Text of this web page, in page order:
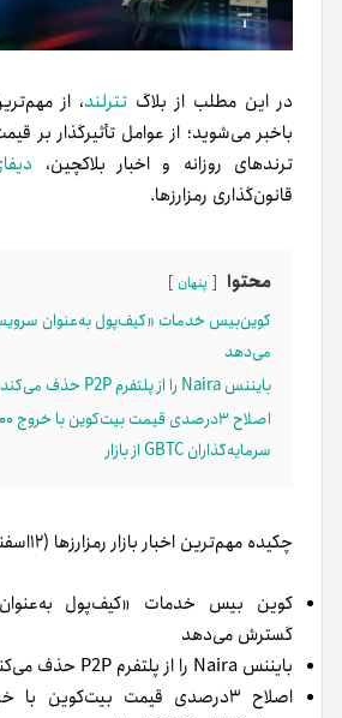
در این مطلب از بلاگ تترلند، از
باخبر می‌شوید؛ از عوامل تأثیرگذار بر
ترندهای روزانه و اخبار بلاکچین،
قانون‌گذاری رمزارزها.
محتوا پنهان
کوین‌بیس خدمات «کیف‌پول به‌عنوان
می‌دهد
بایننس Naira را از پلتفرم P2P حذف می‌کند
سرمایه‌گذاران GBTC از بازار
چکیده مهم‌ترین اخبار بازار رمزارزها (۱۲اسفند۱۴۰۲)
کوین بیس خدمات «کیف‌پول
گسترش می‌دهد
بایننس Naira را از پلتفرم P2P حذف می‌کند